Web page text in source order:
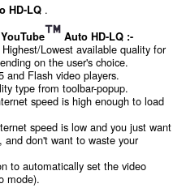
HD-LQ.
Auto HD-LQ :-
Lowest available quality for
on the user's choice.
and Flash video players.
type from toolbar-popup.
speed is high enough to load
speed is low and you just want
don't want to waste your
to automatically set the video
mode).